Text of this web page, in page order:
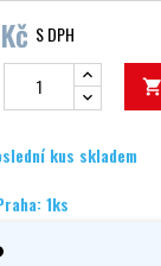
S DPH

kus skladem
1ks